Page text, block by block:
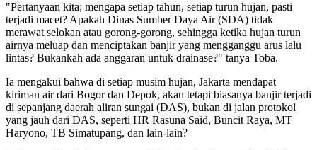
"Pertanyaan kita; mengapa setiap tahun, setiap turun hujan, pasti
terjadi macet? Apakah Dinas Sumber Daya Air (SDA) tidak
merawat selokan atau gorong-gorong, sehingga ketika hujan turun
airnya meluap dan menciptakan banjir yang mengganggu arus lalu
lintas? Bukankah ada anggaran untuk drainase?" tanya Toba.
Ia mengakui bahwa di setiap musim hujan, Jakarta mendapat
kiriman air dari Bogor dan Depok, akan tetapi biasanya banjir terjadi
di sepanjang daerah aliran sungai (DAS), bukan di jalan protokol
yang jauh dari DAS, seperti HR Rasuna Said, Buncit Raya, MT
Haryono, TB Simatupang, dan lain-lain?